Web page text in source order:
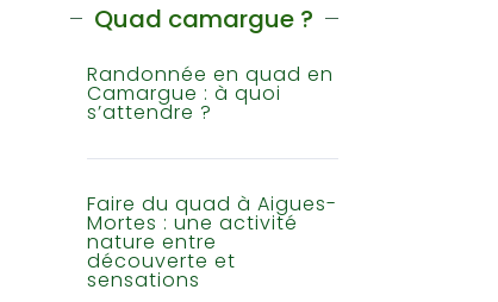
Quad camargue ?
Randonnée en quad en
Camargue : à quoi
s’attendre ?
Faire du quad à Aigues-
Mortes : une activité
nature entre
découverte et
sensations